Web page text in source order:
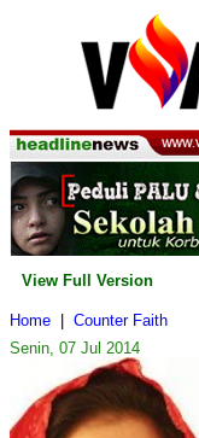
View Full Version
Home
Counter Faith
Senin, 07 Jul 2014